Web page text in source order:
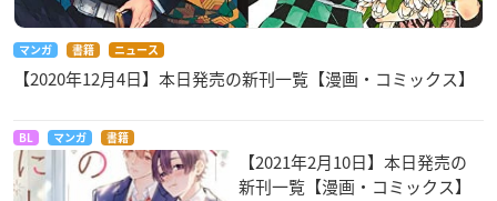
マンガ 書籍 ニュース
【2020年12月4日】本日発売の新刊一覧【漫画・コミックス】
BL マンガ 書籍
【2021年2月10日】本日発売の
新刊一覧【漫画・コミックス】